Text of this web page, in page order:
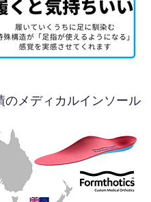
のメディカルインソール